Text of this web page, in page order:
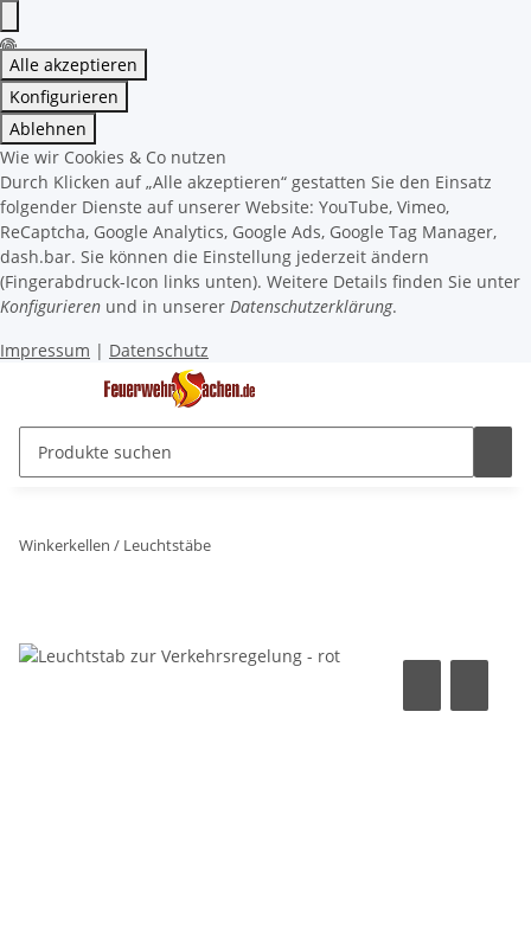
Alle akzeptieren
Konfigurieren
Ablehnen
Wie wir Cookies & Co nutzen
Durch Klicken auf „Alle akzeptieren“ gestatten Sie den Einsatz
folgender Dienste auf unserer Website: YouTube, Vimeo,
ReCaptcha, Google Analytics, Google Ads, Google Tag Manager,
dash.bar. Sie können die Einstellung jederzeit ändern
(Fingerabdruck-Icon links unten). Weitere Details finden Sie unter
Konfigurieren und in unserer Datenschutzerklärung.
Impressum | Datenschutz
Winkerkellen / Leuchtstäbe